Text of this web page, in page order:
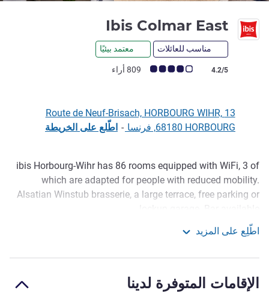
Ibis Colmar East
مناسب للعائلات معتمد بيئيًا
ملاحظة أراء العملاء (رأي ALL)
4.2/5 809 أراء
13 Route de Neuf-Brisach, HORBOURG WIHR,
68180 HORBOURG, فرنسا
- اطّلع على الخريطة
الوصف
ibis Horbourg-Wihr has 86 rooms equipped with WiFi, 3 of
which are adapted for people with reduced mobility.
Alsatian Winstub brasserie, a large terrace, free parking or
3.4 km from downtown Colmar, 2 mins from the A35, 10
We are 5 km from "Route des vins."
Explore flower-lined streets and half-timber houses in
اطّلِع على المزيد
الإقامات المتوفرة لدينا